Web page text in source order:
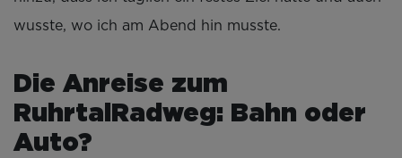
wusste, wo ich am Abend hin musste.
Die Anreise zum
RuhrtalRadweg: Bahn oder
Auto?